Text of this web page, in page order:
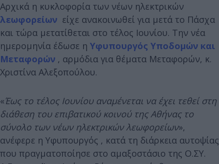
Αρχικά η κυκλοφορία των νέων ηλεκτρικών
λεωφορείων είχε ανακοινωθεί για μετά το Πάσχα
και τώρα μετατίθεται στο τέλος Ιουνίου. Την νέα
ημερομηνία έδωσε η Υφυπουργός Υποδομών και
Μεταφορών , αρμόδια για θέματα Μεταφορών, κ.
Χριστίνα Αλεξοπούλου.
«Έως το τέλος Ιουνίου αναμένεται να έχει τεθεί στη
διάθεση του επιβατικού κοινού της Αθήνας το
σύνολο των νέων ηλεκτρικών λεωφορείων»,
ανέφερε η Υφυπουργός , κατά τη διάρκεια αυτοψίας
που πραγματοποίησε στο αμαξοστάσιο της Ο.ΣΥ.